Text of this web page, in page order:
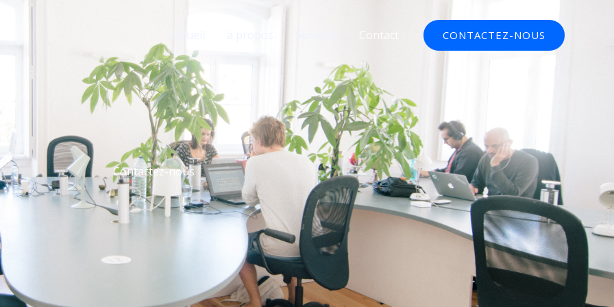
Contact CONTACTEZ-NOUS
Contactez-nous